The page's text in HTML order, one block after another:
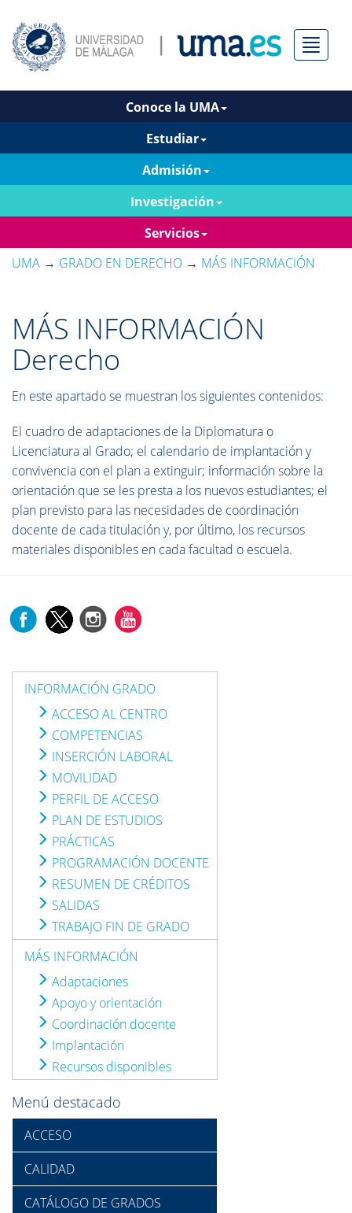
Menú
Conoce la UMA
Estudiar
Admisión
Investigación
Servicios
UMA → GRADO EN DERECHO → MÁS INFORMACIÓN
MÁS INFORMACIÓN
Derecho
En este apartado se muestran los siguientes contenidos:
El cuadro de adaptaciones de la Diplomatura o
Licenciatura al Grado; el calendario de implantación y
convivencia con el plan a extinguir; información sobre la
orientación que se les presta a los nuevos estudiantes; el
plan previsto para las necesidades de coordinación
docente de cada titulación y, por último, los recursos
materiales disponibles en cada facultad o escuela.
INFORMACIÓN GRADO
ACCESO AL CENTRO
COMPETENCIAS
INSERCIÓN LABORAL
MOVILIDAD
PERFIL DE ACCESO
PLAN DE ESTUDIOS
PRÁCTICAS
PROGRAMACIÓN DOCENTE
RESUMEN DE CRÉDITOS
SALIDAS
TRABAJO FIN DE GRADO
MÁS INFORMACIÓN
Adaptaciones
Apoyo y orientación
Coordinación docente
Implantación
Recursos disponibles
Menú destacado
ACCESO
CALIDAD
CATÁLOGO DE GRADOS